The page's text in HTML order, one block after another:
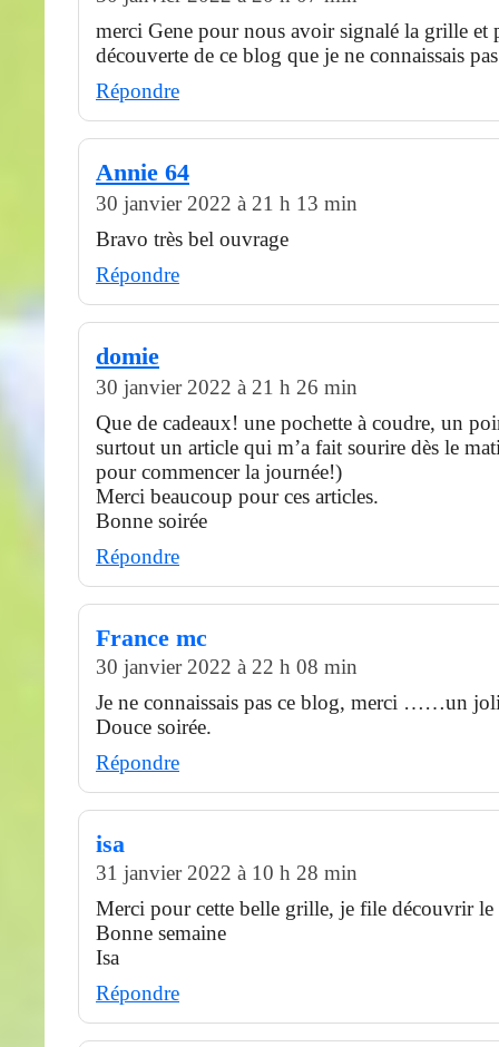
merci Gene pour nous avoir signalé la grille et
découverte de ce blog que je ne connaissais pas
Répondre
Annie 64
30 janvier 2022 à 21 h 13 min
Bravo très bel ouvrage
Répondre
domie
30 janvier 2022 à 21 h 26 min
Que de cadeaux! une pochette à coudre, un
surtout un article qui m’a fait sourire dès le
pour commencer la journée!)
Merci beaucoup pour ces articles.
Bonne soirée
Répondre
France mc
30 janvier 2022 à 22 h 08 min
Je ne connaissais pas ce blog, merci ……un
Douce soirée.
Répondre
isa
31 janvier 2022 à 10 h 28 min
Merci pour cette belle grille, je file découvrir
Bonne semaine
Isa
Répondre